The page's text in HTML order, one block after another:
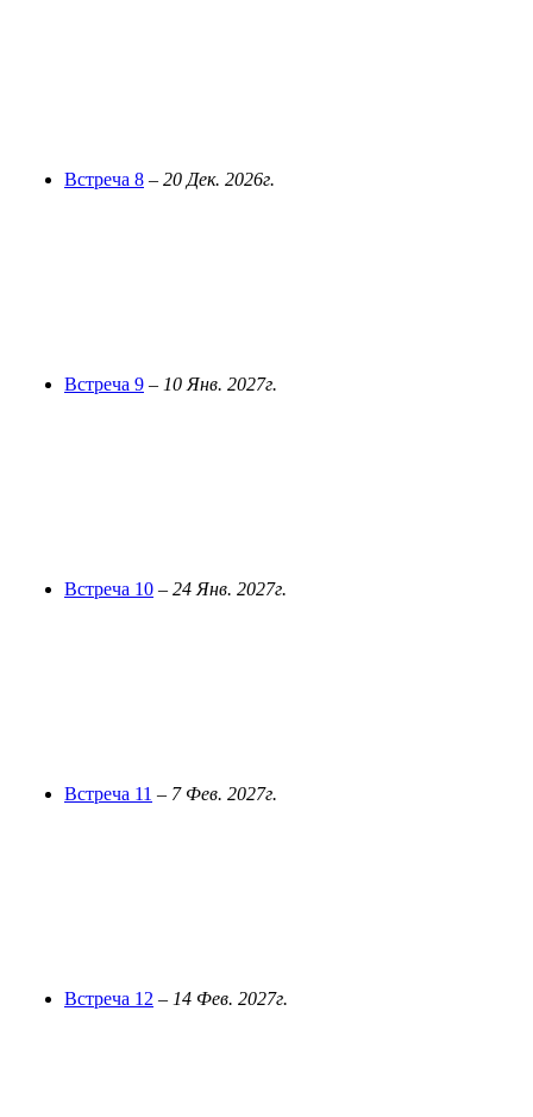
Встреча 8 – 20 Дек. 2026г.
Встреча 9 – 10 Янв. 2027г.
Встреча 10 – 24 Янв. 2027г.
Встреча 11 – 7 Фев. 2027г.
Встреча 12 – 14 Фев. 2027г.